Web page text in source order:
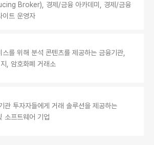
Broker), 경제/금융 아카데미, 경제/금융
이트 운영자
스를 위해 분석 콘텐츠를 제공하는 금융기관,
, 암호화폐 거래소
관 투자자들에게 거래 솔루션을 제공하는
소프트웨어 기업